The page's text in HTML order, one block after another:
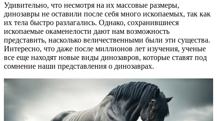
Удивительно, что несмотря на их массовые размеры,
динозавры не оставили после себя много ископаемых, так как
их тела быстро разлагались. Однако, сохранившиеся
ископаемые окаменелости дают нам возможность
представить, насколько величественными были эти существа.
Интересно, что даже после миллионов лет изучения, ученые
все еще находят новые виды динозавров, которые ставят под
сомнение наши представления о динозаврах.